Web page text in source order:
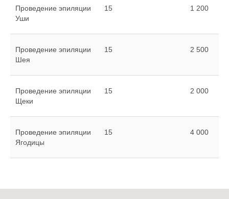
Проведение эпиляции
Уши
15 1 200
Проведение эпиляции
Шея
15 2 500
Проведение эпиляции
Щеки
15 2 000
Проведение эпиляции
Ягодицы
15 4 000